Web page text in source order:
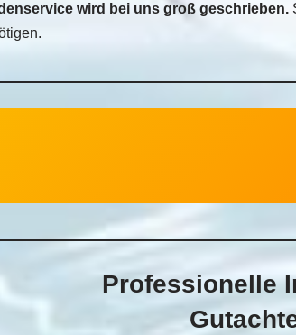
wird bei uns groß geschrieben.
Professionelle